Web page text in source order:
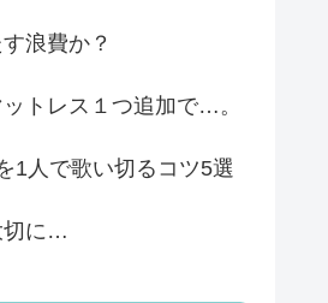
浪費か？
トレス１つ追加で…。
1人で歌い切るコツ5選
切に…